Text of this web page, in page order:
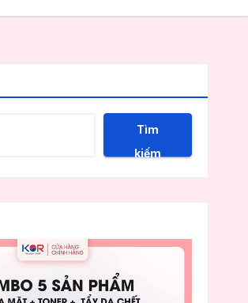
Tìm
kiếm